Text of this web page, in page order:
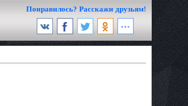
Понравилось? Расскажи друзьям!